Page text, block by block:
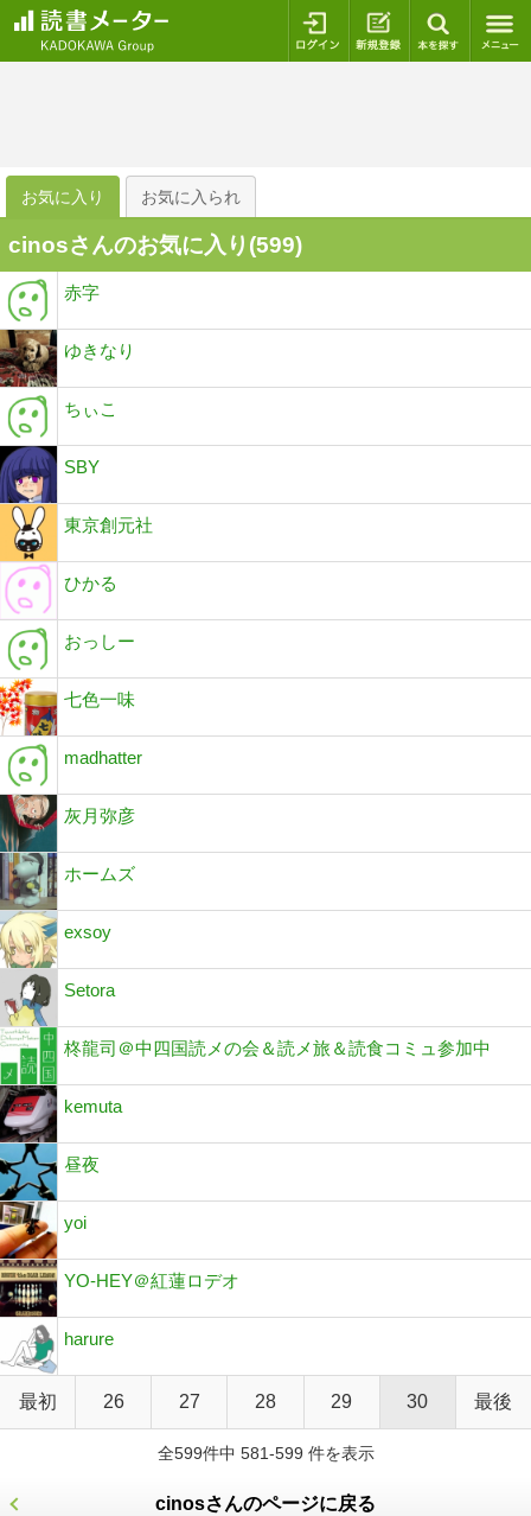
ログイン 新規登録
お気に入り お気に入られ
cinosさんのお気に入り(599)
赤字
ゆきなり
ちぃこ
SBY
東京創元社
ひかる
おっしー
七色一味
madhatter
灰月弥彦
ホームズ
exsoy
Setora
柊龍司＠中四国読メの会＆読メ旅＆読食コミュ参加中
kemuta
昼夜
yoi
YO-HEY＠紅蓮ロデオ
harure
最初 26 27 28 29 30 最後
全599件中 581-599 件を表示
cinosさんのページに戻る